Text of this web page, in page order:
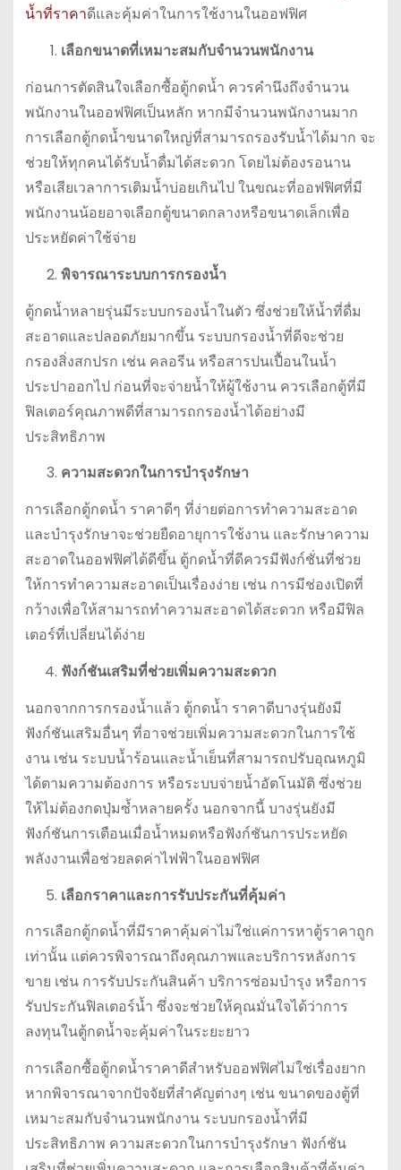
น้ำที่ราคาดีและคุ้มค่าในการใช้งานในออฟฟิศ
เลือกขนาดที่เหมาะสมกับจำนวนพนักงาน
ก่อนการตัดสินใจเลือกซื้อตู้กดน้ำ ควรคำนึงถึงจำนวน
พนักงานในออฟฟิศเป็นหลัก หากมีจำนวนพนักงานมาก
การเลือกตู้กดน้ำขนาดใหญ่ที่สามารถรองรับน้ำได้มาก จะ
ช่วยให้ทุกคนได้รับน้ำดื่มได้สะดวก โดยไม่ต้องรอนาน
หรือเสียเวลาการเติมน้ำบ่อยเกินไป ในขณะที่ออฟฟิศที่มี
พนักงานน้อยอาจเลือกตู้ขนาดกลางหรือขนาดเล็กเพื่อ
ประหยัดค่าใช้จ่าย
พิจารณาระบบการกรองน้ำ
ตู้กดน้ำหลายรุ่นมีระบบกรองน้ำในตัว ซึ่งช่วยให้น้ำที่ดื่ม
สะอาดและปลอดภัยมากขึ้น ระบบกรองน้ำที่ดีจะช่วย
กรองสิ่งสกปรก เช่น คลอรีน หรือสารปนเปื้อนในน้ำ
ประปาออกไป ก่อนที่จะจ่ายน้ำให้ผู้ใช้งาน ควรเลือกตู้ที่มี
ฟิลเตอร์คุณภาพดีที่สามารถกรองน้ำได้อย่างมี
ประสิทธิภาพ
ความสะดวกในการบำรุงรักษา
การเลือกตู้กดน้ำ ราคาดีๆ ที่ง่ายต่อการทำความสะอาด
และบำรุงรักษาจะช่วยยืดอายุการใช้งาน และรักษาความ
สะอาดในออฟฟิศได้ดีขึ้น ตู้กดน้ำที่ดีควรมีฟังก์ชั่นที่ช่วย
ให้การทำความสะอาดเป็นเรื่องง่าย เช่น การมีช่องเปิดที่
กว้างเพื่อให้สามารถทำความสะอาดได้สะดวก หรือมีฟิล
เตอร์ที่เปลี่ยนได้ง่าย
ฟังก์ชันเสริมที่ช่วยเพิ่มความสะดวก
นอกจากการกรองน้ำแล้ว ตู้กดน้ำ ราคาดีบางรุ่นยังมี
ฟังก์ชันเสริมอื่นๆ ที่อาจช่วยเพิ่มความสะดวกในการใช้
งาน เช่น ระบบน้ำร้อนและน้ำเย็นที่สามารถปรับอุณหภูมิ
ได้ตามความต้องการ หรือระบบจ่ายน้ำอัตโนมัติ ซึ่งช่วย
ให้ไม่ต้องกดปุ่มซ้ำหลายครั้ง นอกจากนี้ บางรุ่นยังมี
ฟังก์ชันการเตือนเมื่อน้ำหมดหรือฟังก์ชันการประหยัด
พลังงานเพื่อช่วยลดค่าไฟฟ้าในออฟฟิศ
เลือกราคาและการรับประกันที่คุ้มค่า
การเลือกตู้กดน้ำที่มีราคาคุ้มค่าไม่ใช่แค่การหาตู้ราคาถูก
เท่านั้น แต่ควรพิจารณาถึงคุณภาพและบริการหลังการ
ขาย เช่น การรับประกันสินค้า บริการซ่อมบำรุง หรือการ
รับประกันฟิลเตอร์น้ำ ซึ่งจะช่วยให้คุณมั่นใจได้ว่าการ
ลงทุนในตู้กดน้ำจะคุ้มค่าในระยะยาว
การเลือกซื้อตู้กดน้ำราคาดีสำหรับออฟฟิศไม่ใช่เรื่องยาก
หากพิจารณาจากปัจจัยที่สำคัญต่างๆ เช่น ขนาดของตู้ที่
เหมาะสมกับจำนวนพนักงาน ระบบกรองน้ำที่มี
ประสิทธิภาพ ความสะดวกในการบำรุงรักษา ฟังก์ชัน